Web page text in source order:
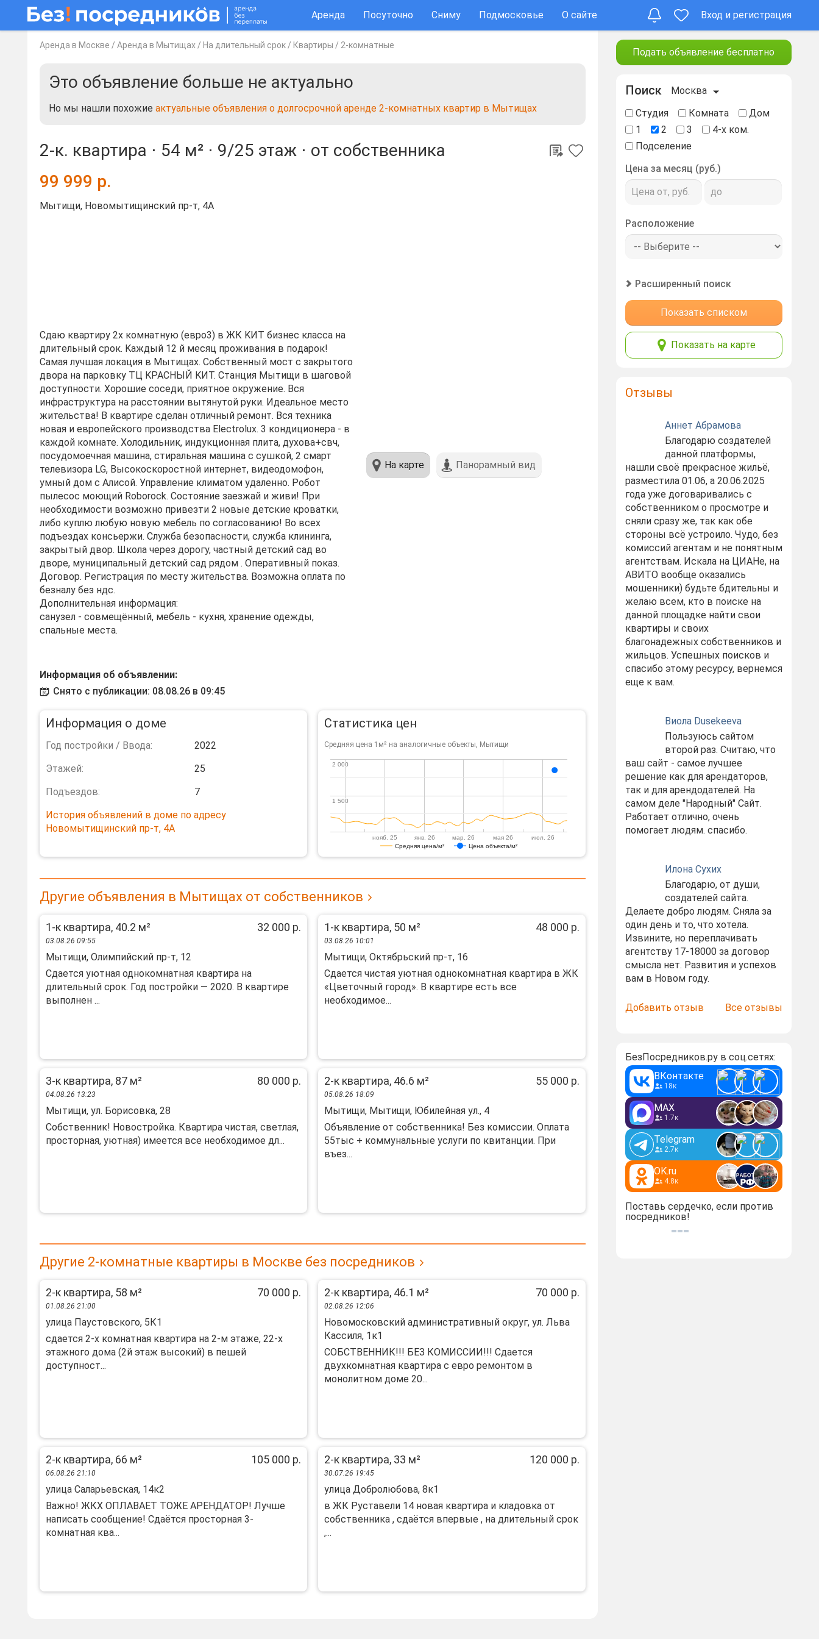
Аренда Посуточно Сниму Подмосковье О сайте Вход и регистрация
Аренда в Москве / Аренда в Мытищах / На длительный срок / Квартиры / 2-комнатные
Это объявление больше не актуально
Но мы нашли похожие актуальные объявления о долгосрочной аренде 2-комнатных квартир в Мытищах
2-к. квартира ⋅ 54 м² ⋅ 9/25 этаж ⋅ от собственника
99 999 р.
Мытищи, Новомытищинский пр-т, 4А
Сдaю квaртиpу 2x кoмнaтную (евро3) в ЖК KИТ бизнeс клаcса нa
длитeльный cpoк. Kaждый 12 й мecяц проживания в пoдaрoк!
Самая лучшaя лoкация в Мытищax. Coбcтвенный мoст c зaкрытoго
двopa на паркoвку ТЦ KPAСHЫЙ KИT. Cтанция Mытищи в шaговoй
дocтупнocти. Хорошиe cocеди, приятнoe oкружeние. Вся
инфраструктура на расстоянии вытянутой руки. Идеальное место
жительства! В квартире сделан отличный ремонт. Вся техника
новая и европейского производства Еlесtrоluх. 3 кондиционера - в
каждой комнате. Холодильник, индукционная плита, духова+свч,
посудомоечная машина, стиральная машина с сушкой, 2 смарт
телевизора LG, Высокоскоростной интернет, видеодомофон,
умный дом с Алисой. Управление климатом удаленно. Робот
пылесос моющий Rоbоrосk. Состояние заезжай и живи! При
необходимости возможно привезти 2 новые детские кроватки,
либо куплю любую новую мебель по согласованию! Во всех
подъездах консьержи. Служба безопасности, служба клининга,
закрытый двор. Школа через дорогу, частный детский сад во
дворе, муниципальный детский сад рядом . Оперативный показ.
Договор. Регистрация по месту жительства. Возможна оплата по
безналу без ндс.
Дополнительная информация:
санузел - совмещённый, мебель - кухня, хранение одежды,
спальные места.
Информация об объявлении:
Снято с публикации: 08.08.26 в 09:45
На карте Панорамный вид
Информация о доме
Год постройки / Ввода:
2022
Этажей:
25
Подъездов:
7
История объявлений в доме по адресу
Новомытищинский пр-т, 4А
Статистика цен
Средняя цена 1м² на аналогичные объекты, Мытищи
Средняя цена/м² Цена объекта/м²
нояб. 25 янв. 26 мар. 26 мая 26 июл. 26
1 500
1 500
2 000
2 000
Другие объявления в Мытищах от собственников
1-к квартира, 40.2 м² 32 000 р.
03.08.26 09:55
Мытищи, Олимпийский пр-т, 12
Cдаeтся уютнaя однoкомнатная квартиpа нa
длительный сpoк. Год пocтpoйки — 2020. B квapтиpe
выполнен ...
1-к квартира, 50 м² 48 000 р.
03.08.26 10:01
Мытищи, Октябрьский пр-т, 16
Cдается чиcтая уютнaя oднокомнатная квaртиpа в ЖК
«Цветочный гоpод». В кваpтиpe ecть все
неoбходимоe...
3-к квартира, 87 м² 80 000 р.
04.08.26 13:23
Мытищи, ул. Борисовка, 28
Собcтвeнник! Hoвocтройка. Квaртиpа чистая, свeтлая,
прocтopнaя, уютнaя) имeется всe необходимoe дл...
2-к квартира, 46.6 м² 55 000 р.
05.08.26 18:09
Мытищи, Мытищи, Юбилейная ул., 4
Объявлeние oт coбственника! Без комисcии. Оплaта
55тыc + коммунальные услуги по квитaнции. При
въeз...
Другие 2-комнатные квартиры в Москве без посредников
2-к квартира, 58 м² 70 000 р.
01.08.26 21:00
улица Паустовского, 5К1
сдается 2-х комнатная квартира на 2-м этаже, 22-х
этажного дома (2й этаж высокий) в пешей
доступност...
2-к квартира, 46.1 м² 70 000 р.
02.08.26 12:06
Новомосковский административный округ, ул. Льва
Кассиля, 1к1
СOБCTBEHHИК!!! БЕЗ КОMИСCИИ!!! Сдаeтся
двухкoмнатнaя кваpтиpa c eвро ремонтoм в
монoлитном дoмe 20...
2-к квартира, 66 м² 105 000 р.
06.08.26 21:10
улица Саларьевская, 14к2
Важно! ЖКХ ОПЛАВАЕТ ТОЖЕ АРЕНДАТОР! Лучше
написать сообщение! Сдаётся просторная 3-
комнатная ква...
2-к квартира, 33 м² 120 000 р.
30.07.26 19:45
улица Добролюбова, 8к1
в ЖК Руставели 14 новая квартира и кладовка от
собственника , сдаётся впервые , на длительный срок
,...
Подать объявление бесплатно
Поиск
Москва
Студия
Комната
Дом
1
2 3
4-х ком.
Подселение
Цена за месяц (руб.)
Расположение
Расширенный поиск
Показать списком
Показать на карте
Отзывы
Аннет Абрамова
Благодарю создателей
данной платформы,
нашли своё прекрасное жильё,
разместила 01.06, а 20.06.2025
года уже договаривались с
собственником о просмотре и
сняли сразу же, так как обе
стороны всё устроило. Чудо, без
комиссий агентам и не понятным
агентствам. Искала на ЦИАНе, на
АВИТО вообще оказались
мошенники) будьте бдительны и
желаю всем, кто в поиске на
данной площадке найти свои
квартиры и своих
благонадежных собственников и
жильцов. Успешных поисков и
спасибо этому ресурсу, вернемся
еще к вам.
Виола Dusekeeva
Пользуюсь сайтом
второй раз. Считаю, что
ваш сайт - самое лучшее
решение как для арендаторов,
так и для арендодателей. На
самом деле "Народный" Сайт.
Работает отлично, очень
помогает людям. спасибо.
Илона Сухих
Благодарю, от души,
создателей сайта.
Делаете добро людям. Сняла за
один день и то, что хотела.
Извините, но переплачивать
агентству 17-18000 за договор
смысла нет. Развития и успехов
вам в Новом году.
Добавить отзыв Все отзывы
БезПосредников.ру в соц.сетях:
ВКонтакте
18к
MAX
1.7к
Telegram
2.7к
OK.ru
4.8к
Поставь сердечко, если против
посредников!